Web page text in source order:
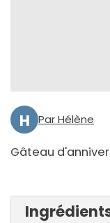
H Par Hélène
Gâteau